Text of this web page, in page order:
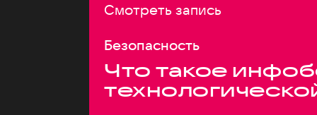
Смотреть запись
Безопасность
Что такое